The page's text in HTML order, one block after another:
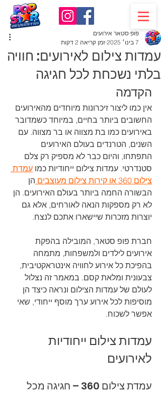
עמדות צילום לאירועים: חוויה
בלתי נשכחת לכל חגיגה
פופ סטאר אירועים
7 בינו׳ 2025
זמן קריאה 2 דקות
הקדמה
אין כמו ליצור זיכרונות מיוחדים מהאירועים
החשובים ביותר בחיים, במיוחד כשמדובר
באירועים כמו בת מצווה או בר מצווה. עם
השנים, הטרנדים בעולם האירועים
התפתחו, והיום כבר לא מספיק רק צלם
סטנדרטי. עמדות צילום ייחודיות כמו עמדת
צילום 360 או קירות צילום מעוצבים
הן
הבשורה החמה ביותר בעולם האירועים. הן
לא רק מספקות הנאה לאורחים, אלא גם
יוצרות מזכרות שיישארו אתכם לנצח.
חברת פופ סטאר, המובילה בהפקת
אירועים לילדים ולמשפחות, מתמחה
בהפיכת כל אירוע לחוויה אינטראקטיבית,
צבעונית ומלאת קסם. במאמר זה נצלול
לעולם של עמדות הצילום ונראה כיצד הן
מוסיפות לכל אירוע ערך מוסף ייחודי, שאי
אפשר לשכוח.
עמדות צילום ייחודיות
לאירועים
עמדת צילום 360 – חגיגה מכל